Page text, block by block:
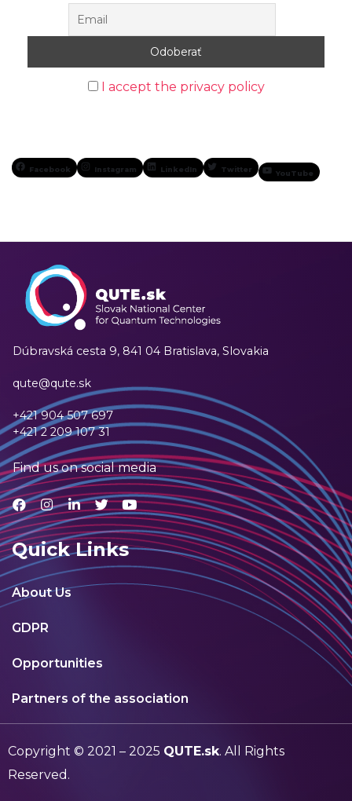
I accept the privacy policy
Facebook Instagram LinkedIn Twitter YouTube
Dúbravská cesta 9, 841 04 Bratislava, Slovakia
qute@qute.sk
+421 904 507 697
+421 2 209 107 31
Find us on social media
Quick Links
About Us
GDPR
Opportunities
Partners of the association
Copyright © 2021 – 2025 QUTE.sk. All Rights
Reserved.